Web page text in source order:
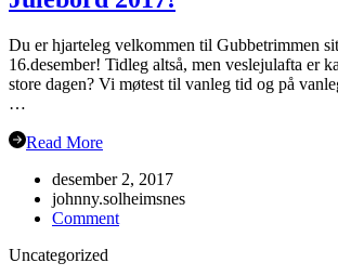
Du er hjarteleg velkommen til Gubbetrimmen
16.desember! Tidleg altså, men veslejulafta er
store dagen? Vi møtest til vanleg tid og på
…
Read More
desember 2, 2017
johnny.solheimsnes
Commenton
Uncategorized